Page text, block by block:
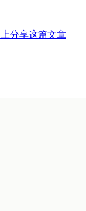
上分享这篇文章